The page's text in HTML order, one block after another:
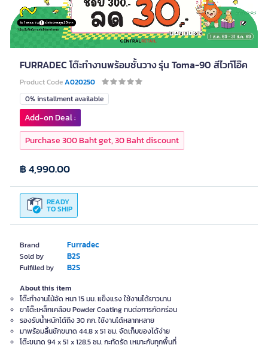
FURRADEC โต๊ะทำงานพร้อมชั้นวาง รุ่น Toma-90 สีไวท์โอ๊ค
Product CodeA020250
Brand Furradec
Sold by B2S
Fulfilled by B2S
0% installment available
READY
TO SHIP
฿ 4,990.00
Add-on Deal :
Purchase 300 Baht get, 30 Baht discount
About this item
โต๊ะทำงานไม้อัด หนา 15 มม. แข็งแรง ใช้งานได้ยาวนาน
ขาโต๊ะเหล็กเคลือบ Powder Coating ทนต่อการกัดกร่อน
รองรับน้ำหนักได้ถึง 30 กก. ใช้งานได้หลากหลาย
มาพร้อมลิ้นชักขนาด 44.8 x 51 ซม. จัดเก็บของได้ง่าย
โต๊ะขนาด 94 x 51 x 128.5 ซม. กะทัดรัด เหมาะกับทุกพื้นที่